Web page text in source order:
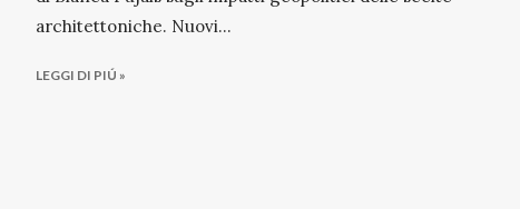
architettoniche. Nuovi...
LEGGI DI PIÚ »